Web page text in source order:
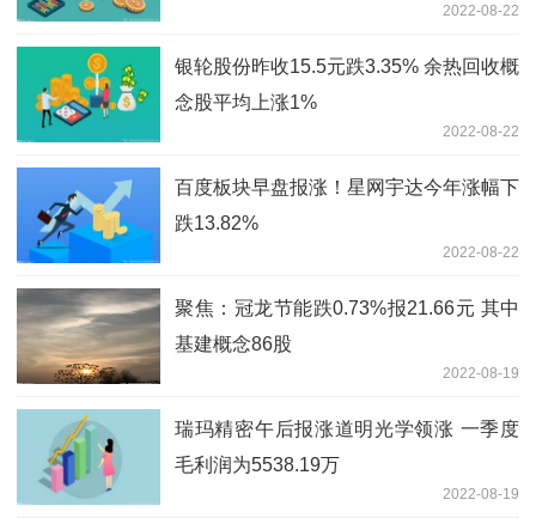
2022-08-22
银轮股份昨收15.5元跌3.35% 余热回收概
念股平均上涨1%
2022-08-22
百度板块早盘报涨！星网宇达今年涨幅下
跌13.82%
2022-08-22
聚焦：冠龙节能跌0.73%报21.66元 其中
基建概念86股
2022-08-19
瑞玛精密午后报涨道明光学领涨 一季度
毛利润为5538.19万
2022-08-19